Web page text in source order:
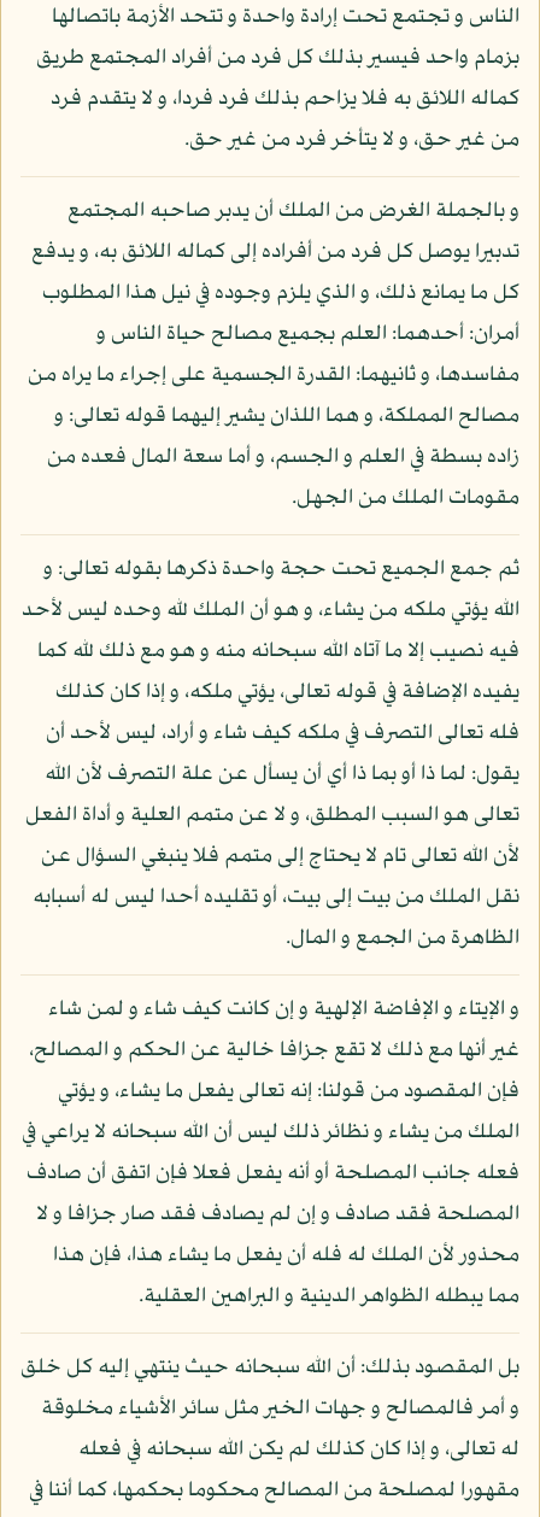
الناس و تجتمع تحت إرادة واحدة و تتحد الأزمة باتصالها
بزمام واحد فيسير بذلك كل فرد من أفراد المجتمع طريق
كماله اللائق به فلا يزاحم بذلك فرد فردا، و لا يتقدم فرد
من غير حق، و لا يتأخر فرد من غير حق.
و بالجملة الغرض من الملك أن يدبر صاحبه المجتمع
تدبيرا يوصل كل فرد من أفراده إلى كماله اللائق به، و يدفع
كل ما يمانع ذلك، و الذي يلزم وجوده في نيل هذا المطلوب
أمران: أحدهما: العلم بجميع مصالح حياة الناس و
مفاسدها، و ثانيهما: القدرة الجسمية على إجراء ما يراه من
مصالح المملكة، و هما اللذان يشير إليهما قوله تعالى: و
زاده بسطة في العلم و الجسم، و أما سعة المال فعده من
مقومات الملك من الجهل.
ثم جمع الجميع تحت حجة واحدة ذكرها بقوله تعالى: و
الله يؤتي ملكه من يشاء، و هو أن الملك لله وحده ليس لأحد
فيه نصيب إلا ما آتاه الله سبحانه منه و هو مع ذلك لله كما
يفيده الإضافة في قوله تعالى، يؤتي ملكه، و إذا كان كذلك
فله تعالى التصرف في ملكه كيف شاء و أراد، ليس لأحد أن
يقول: لما ذا أو بما ذا أي أن يسأل عن علة التصرف لأن الله
تعالى هو السبب المطلق، و لا عن متمم العلية و أداة الفعل
لأن الله تعالى تام لا يحتاج إلى متمم فلا ينبغي السؤال عن
نقل الملك من بيت إلى بيت، أو تقليده أحدا ليس له أسبابه
الظاهرة من الجمع و المال.
و الإيتاء و الإفاضة الإلهية و إن كانت كيف شاء و لمن شاء
غير أنها مع ذلك لا تقع جزافا خالية عن الحكم و المصالح،
فإن المقصود من قولنا: إنه تعالى يفعل ما يشاء، و يؤتي
الملك من يشاء و نظائر ذلك ليس أن الله سبحانه لا يراعي في
فعله جانب المصلحة أو أنه يفعل فعلا فإن اتفق أن صادف
المصلحة فقد صادف و إن لم يصادف فقد صار جزافا و لا
محذور لأن الملك له فله أن يفعل ما يشاء هذا، فإن هذا
مما يبطله الظواهر الدينية و البراهين العقلية.
بل المقصود بذلك: أن الله سبحانه حيث ينتهي إليه كل خلق
و أمر فالمصالح و جهات الخير مثل سائر الأشياء مخلوقة
له تعالى، و إذا كان كذلك لم يكن الله سبحانه في فعله
مقهورا لمصلحة من المصالح محكوما بحكمها، كما أننا في